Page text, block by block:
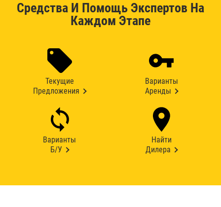
Средства И Помощь Экспертов На
Каждом Этапе
Текущие
Предложения
Варианты
Аренды
Варианты
Б/У
Найти
Дилера